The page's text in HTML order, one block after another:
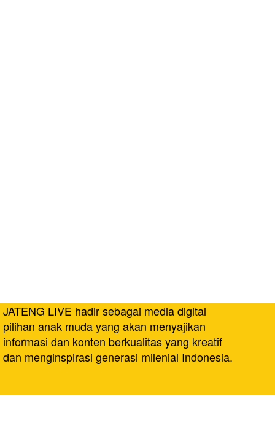
JATENG LIVE hadir sebagai media digital
pilihan anak muda yang akan menyajikan
informasi dan konten berkualitas yang kreatif
dan menginspirasi generasi milenial Indonesia.